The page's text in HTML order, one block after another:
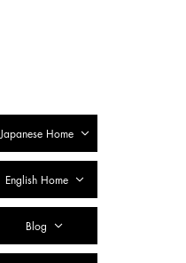
Japanese Home
English Home
Blog